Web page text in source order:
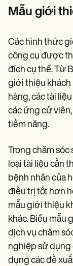
Help Center
Webinars
Switch to Carepatron
Become a Partner
Pricing
Why Carepatron?
Login
Get started
Mẫu giới
Các hình thức
công cụ được
đích cụ thể. Từ
giới thiệu khách
hàng, các tài
các ứng cử
tiềm năng.
Trong chăm sóc
loại tài liệu cần
bệnh nhân của
điều trị tốt hơn
mẫu giới thiệu
khác. Biểu mẫu
dịch vụ chăm
nghiệp sử dụng
dụng các đề